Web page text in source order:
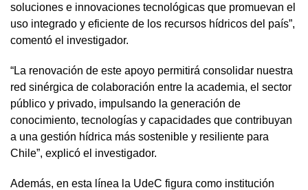
soluciones e innovaciones tecnológicas que promuevan el
uso integrado y eficiente de los recursos hídricos del país”,
comentó el investigador.
“La renovación de este apoyo permitirá consolidar nuestra
red sinérgica de colaboración entre la academia, el sector
público y privado, impulsando la generación de
conocimiento, tecnologías y capacidades que contribuyan
a una gestión hídrica más sostenible y resiliente para
Chile”, explicó el investigador.
Además, en esta línea la UdeC figura como institución